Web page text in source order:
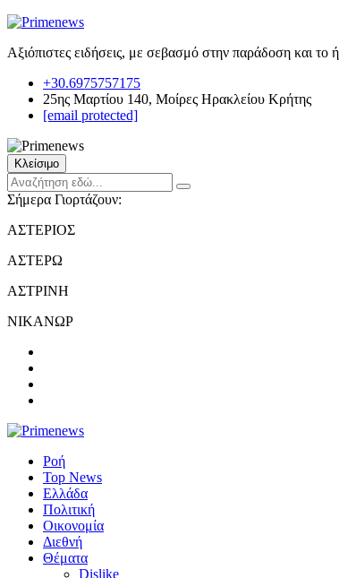
Αξιόπιστες ειδήσεις, με σεβασμό στην παράδοση και
+30.6975757175
25ης Μαρτίου 140, Μοίρες Ηρακλείου Κρήτης
[email protected]
Κλείσιμο
Σήμερα Γιορτάζουν:
ΑΣΤΕΡΙΟΣ
ΑΣΤΕΡΩ
ΑΣΤΡΙΝΗ
ΝΙΚΑΝΩΡ
Ροή
Top News
Ελλάδα
Πολιτική
Οικονομία
Διεθνή
Θέματα
Dislike